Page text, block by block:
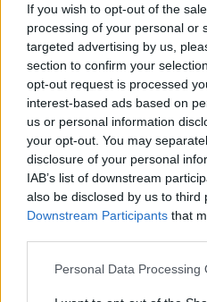
If you wish to opt-out of the
processing of your personal or
targeted advertising by us,
section to confirm your
opt-out request is processed
interest-based ads based on
us or personal information
your opt-out. You may
disclosure of your personal
IAB’s list of downstream
also be disclosed by us to third
Downstream Participants that
Personal Data Processing
metu, jei netoli
moksleiviams per
arba tada, kai per
ateina biurų